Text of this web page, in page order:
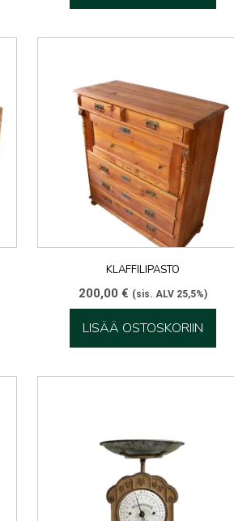
KLAFFILIPASTO
200,00 € (sis. ALV 25,5%)
LISÄÄ OSTOSKORIIN